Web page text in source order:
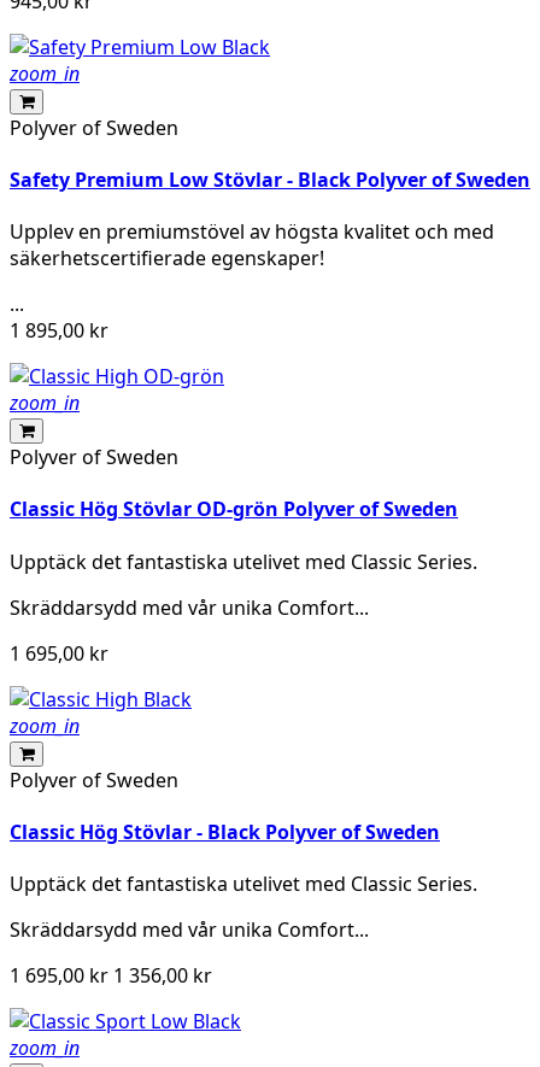
zoom_in
Polyver of Sweden
Safety Premium Low Stövlar - Black Polyver of Sweden
Upplev en premiumstövel av högsta kvalitet och med
säkerhetscertifierade egenskaper!
...
1 895,00 kr
zoom_in
Polyver of Sweden
Classic Hög Stövlar OD-grön Polyver of Sweden
Upptäck det fantastiska utelivet med Classic Series.
Skräddarsydd med vår unika Comfort...
1 695,00 kr
zoom_in
Polyver of Sweden
Classic Hög Stövlar - Black Polyver of Sweden
Upptäck det fantastiska utelivet med Classic Series.
Skräddarsydd med vår unika Comfort...
1 695,00 kr 1 356,00 kr
zoom_in